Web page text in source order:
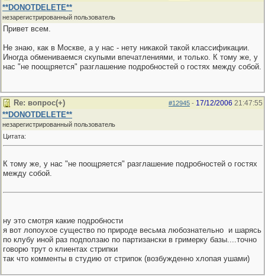
**DONOTDELETE**
незарегистрированный пользователь
Привет всем.
Не знаю, как в Москве, а у нас - нету никакой такой классификации.
Иногда обмениваемся скупыми впечатлениями, и только. К тому же, у
нас "не поощряется" разглашение подробностей о гостях между собой.
#12945 - 17/12/2006 21:47:55
Re: вопрос(+)
**DONOTDELETE**
незарегистрированный пользователь
Цитата:
К тому же, у нас "не поощряется" разглашение подробностей о гостях
между собой.
ну это смотря какие подробности
я вот лопоухое существо по природе весьма любознательно и шарясь
по клубу иной раз подползаю по партизански в гримерку базы....точно
говорю трут о клиентах стрипки
так что комменты в студию от стрипок (возбужденно хлопая ушами)